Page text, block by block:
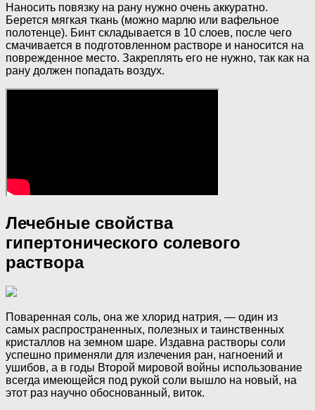
Наносить повязку на рану нужно очень аккуратно.
Берется мягкая ткань (можно марлю или вафельное
полотенце). Бинт складывается в 10 слоев, после чего
смачивается в подготовленном растворе и наносится на
поврежденное место. Закреплять его не нужно, так как на
рану должен попадать воздух.
Лечебные свойства
гипертонического солевого
раствора
Поваренная соль, она же хлорид натрия, — один из
самых распространенных, полезных и таинственных
кристаллов на земном шаре. Издавна растворы соли
успешно применяли для излечения ран, нагноений и
ушибов, а в годы Второй мировой войны использование
всегда имеющейся под рукой соли вышло на новый, на
этот раз научно обоснованный, виток.